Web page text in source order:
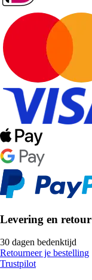
Levering en retour
30 dagen bedenktijd
Retourneer je bestelling
Trustpilot